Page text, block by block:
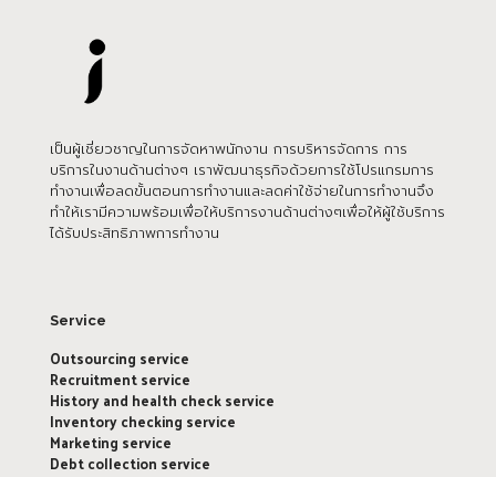
เป็นผู้เชี่ยวชาญในการจัดหาพนักงาน การบริหารจัดการ การ
บริการในงานด้านต่างๆ เราพัฒนาธุรกิจด้วยการใช้โปรแกรมการ
ทำงานเพื่อลดขั้นตอนการทำงานและลดค่าใช้จ่ายในการทำงานจึง
ทำให้เรามีความพร้อมเพื่อให้บริการงานด้านต่างๆเพื่อให้ผู้ใช้บริการ
ได้รับประสิทธิภาพการทำงาน
Service
Outsourcing service
Recruitment service
History and health check service
Inventory checking service
Marketing service
Debt collection service